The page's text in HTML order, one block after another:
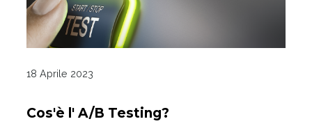
18 Aprile 2023
Cos'è l' A/B Testing?